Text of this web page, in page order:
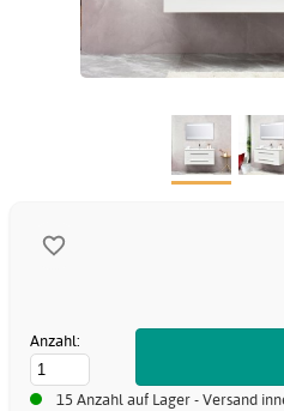
Anzahl:
15 Anzahl auf Lager - Versand